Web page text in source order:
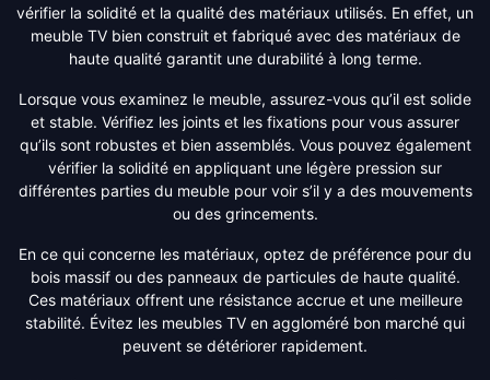
vérifier la solidité et la qualité des matériaux utilisés. En effet, un
meuble TV bien construit et fabriqué avec des matériaux de
haute qualité garantit une durabilité à long terme.
Lorsque vous examinez le meuble, assurez-vous qu’il est solide
et stable. Vérifiez les joints et les fixations pour vous assurer
qu’ils sont robustes et bien assemblés. Vous pouvez également
vérifier la solidité en appliquant une légère pression sur
différentes parties du meuble pour voir s’il y a des mouvements
ou des grincements.
En ce qui concerne les matériaux, optez de préférence pour du
bois massif ou des panneaux de particules de haute qualité.
Ces matériaux offrent une résistance accrue et une meilleure
stabilité. Évitez les meubles TV en aggloméré bon marché qui
peuvent se détériorer rapidement.